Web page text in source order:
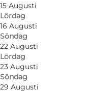
15 Augusti
Lördag
16 Augusti
Söndag
22 Augusti
Lördag
23 Augusti
Söndag
29 Augusti
In the